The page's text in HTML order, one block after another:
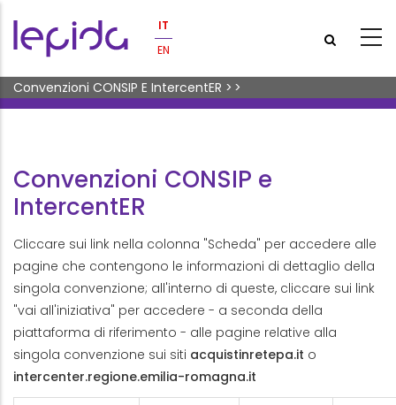
IT
EN
Briciole di pane
Convenzioni CONSIP E IntercentER > >
Convenzioni CONSIP e IntercentER
Convenzioni CONSIP e
IntercentER
Cliccare sui link nella colonna "Scheda" per accedere alle
pagine che contengono le informazioni di dettaglio della
singola convenzione; all'interno di queste, cliccare sui link
"vai all'iniziativa" per accedere - a seconda della
piattaforma di riferimento - alle pagine relative alla
singola convenzione sui siti acquistinretepa.it o
intercenter.regione.emilia-romagna.it